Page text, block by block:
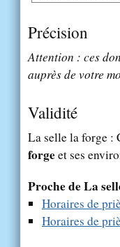
Précision
Attention : ces
auprès de votre
Validité
La selle la forge :
forgeet ses
Proche de La
Horaires de
Horaires de